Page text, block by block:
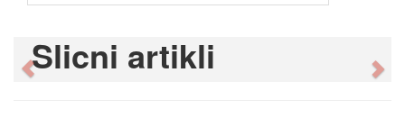
Slicni artikli
Previous